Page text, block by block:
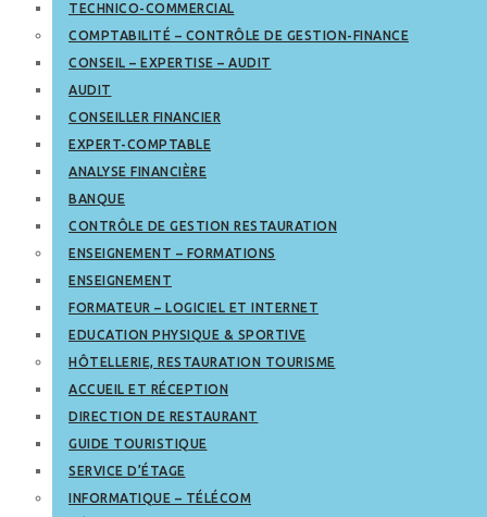
TECHNICO-COMMERCIAL
COMPTABILITÉ – CONTRÔLE DE GESTION-FINANCE
CONSEIL – EXPERTISE – AUDIT
AUDIT
CONSEILLER FINANCIER
EXPERT-COMPTABLE
ANALYSE FINANCIÈRE
BANQUE
CONTRÔLE DE GESTION RESTAURATION
ENSEIGNEMENT – FORMATIONS
ENSEIGNEMENT
FORMATEUR – LOGICIEL ET INTERNET
EDUCATION PHYSIQUE & SPORTIVE
HÔTELLERIE, RESTAURATION TOURISME
ACCUEIL ET RÉCEPTION
DIRECTION DE RESTAURANT
GUIDE TOURISTIQUE
SERVICE D’ÉTAGE
INFORMATIQUE – TÉLÉCOM